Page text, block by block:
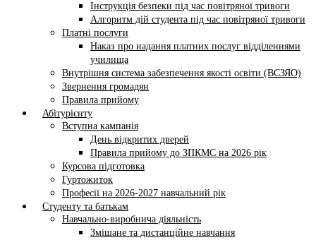
Інструкція безпеки під час повітряної тривоги
Алгоритм дій студента під час повітряної тривоги
Платні послуги
Наказ про надання платних послуг відділеннями
училища
Внутрішня система забезпечення якості освіти (ВСЗЯО)
Звернення громадян
Правила прийому
Абітурієнту
Вступна кампанія
День відкритих дверей
Правила прийому до ЗПКМС на 2026 рік
Курсова підготовка
Гуртожиток
Професії на 2026-2027 навчальний рік
Студенту та батькам
Навчально-виробнича діяльність
Змішане та дистанційне навчання